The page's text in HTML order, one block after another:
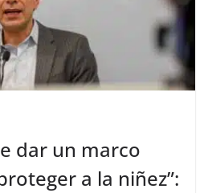
dar un marco
a la niñez”: